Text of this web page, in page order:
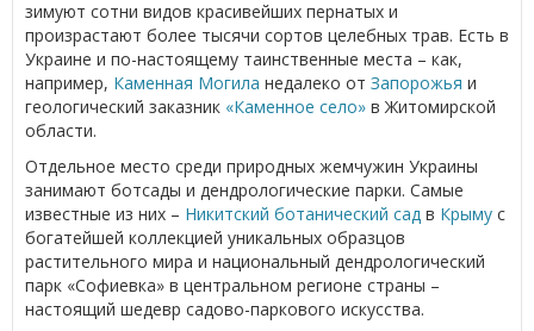
зимуют сотни видов красивейших пернатых и
произрастают более тысячи сортов целебных трав. Есть в
Украине и по-настоящему таинственные места – как,
например, Каменная Могила недалеко от Запорожья и
геологический заказник «Каменное село» в Житомирской
области.
Отдельное место среди природных жемчужин Украины
занимают ботсады и дендрологические парки. Самые
известные из них – Никитский ботанический сад в Крыму с
богатейшей коллекцией уникальных образцов
растительного мира и национальный дендрологический
парк «Софиевка» в центральном регионе страны –
настоящий шедевр садово-паркового искусства.